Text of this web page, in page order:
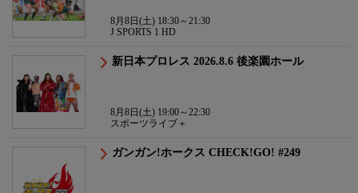
8月8日(土) 18:30～21:30
J SPORTS 1 HD
新日本プロレス 2026.8.6 後楽園ホール
8月8日(土) 19:00～22:30
スポーツライブ＋
ガンガン!ホークス CHECK!GO! #249